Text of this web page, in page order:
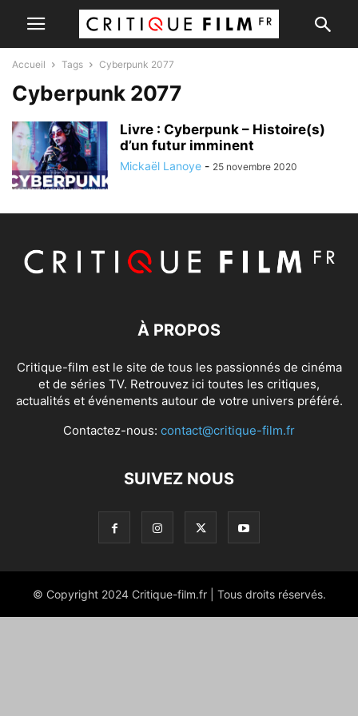
Accueil Tags Cyberpunk 2077
Cyberpunk 2077
Livre : Cyberpunk – Histoire(s)
d’un futur imminent
Mickaël Lanoye - 25 novembre 2020
À PROPOS
Critique-film est le site de tous les passionnés de cinéma
et de séries TV. Retrouvez ici toutes les critiques,
actualités et événements autour de votre univers préféré.
Contactez-nous: contact@critique-film.fr
SUIVEZ NOUS
© Copyright 2024 Critique-film.fr | Tous droits réservés.